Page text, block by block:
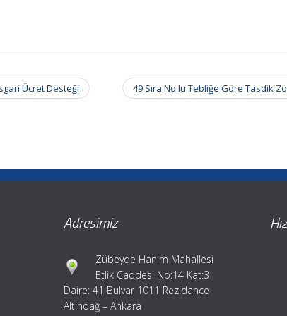
Ücret Desteği 49 Sıra No.lu Tebliğe Göre Tasdik
Adresimiz
Zübeyde Hanım Mahallesi
Etlik Caddesi No:14 Kat:3
Daire: 41 Bulvar 1011 Rezidance
Altındağ – Ankara